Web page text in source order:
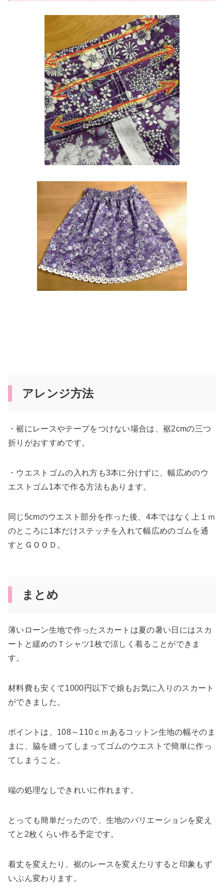
アレンジ方法
・裾にレースやテープをつけない場合は、裾2cmの三つ
折りがおすすめです。
・ウエストゴムの入れ方も3本に分けずに、幅広めのウ
エストゴム1本で作る方法もあります。
同じ5cmのウエスト部分を作った後、4本ではなく上１ｍ
のところに1本だけステッチを入れて幅広めのゴムを通
すとＧＯＯＤ。
まとめ
薄いローン生地で作ったスカートは夏の暑い日にはスカ
ートと緩めのＴシャツ1枚で涼しく着ることができま
す。
材料費も安くて1000円以下で娘もお気に入りのスカート
ができました。
ポイントは、108～110ｃｍあるコットン生地の幅そのま
まに、脇を縫ってしまってゴムのウエストで簡単に作っ
てしまうこと。
端の処理なしできれいに作れます。
とっても簡単だったので、生地のバリエーションを変え
てと2枚くらい作る予定です。
着丈を変えたり、裾のレースを変えたりすると印象もず
いぶん変わります。